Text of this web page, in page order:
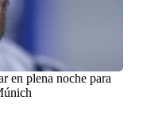
en plena noche para